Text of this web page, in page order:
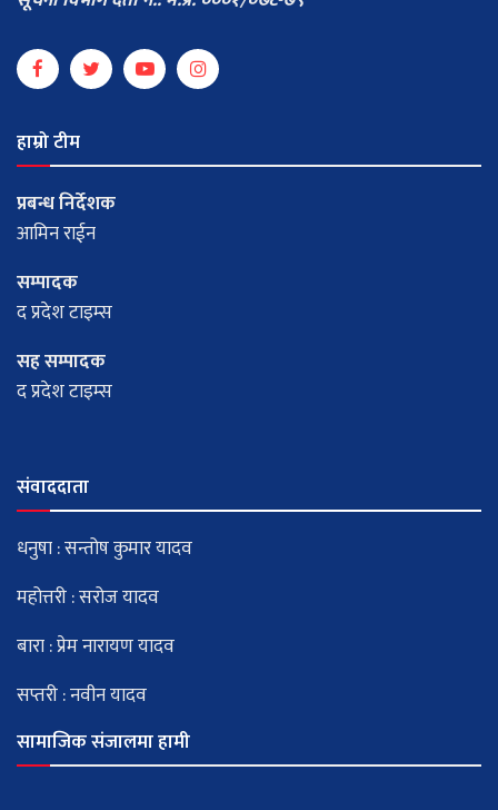
हाम्रो टीम
प्रबन्ध निर्देशक
आमिन राईन
सम्पादक
द प्रदेश टाइम्स
सह सम्पादक
द प्रदेश टाइम्स
संवाददाता
धनुषा : सन्तोष कुमार यादव
महोत्तरी : सरोज यादव
बारा : प्रेम नारायण यादव
सप्तरी : नवीन यादव
सामाजिक संजालमा हामी